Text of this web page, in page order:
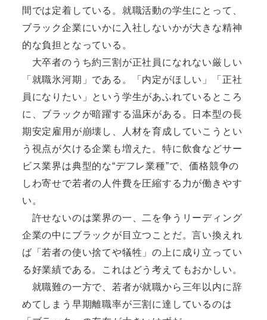
間では定着している。就職活動の学生にとって、
ブラック企業にいかに入社しないかが大きな精神
的な負担となっている。
大卒者のうち約三割が正社員になれない厳しい
「就職氷河期」である。「内定がほしい」「正社
員になりたい」という学生があふれているところ
に、ブラックが暗躍する温床がある。日本型の長
期安定雇用が崩壊し、人材を育成していこうとい
う視点が欠ける企業も増えた。特に飲食などサー
ビス業界は典型的な“デフレ業種”で、価格競争の
しわ寄せで若者の人件費を圧縮する力が働きやす
い。
許せないのは業界の一、二を争うリーディング
企業の中にブラックが目立つことだ。言い換えれ
ば「若者の使い捨てや犠牲」の上に成り立ってい
る好業績である。これはどう考えてもおかしい。
就職難の一方で、若者が就職から三年以内に辞
めてしまう早期離職率が三割に達しているのは